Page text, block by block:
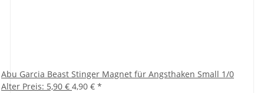
Abu Garcia Beast Stinger Magnet für Angsthaken Small 1/0
Alter Preis: 5,90 € 4,90 € *